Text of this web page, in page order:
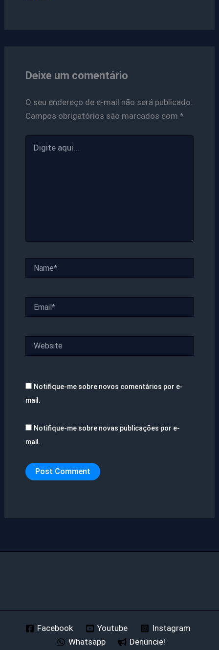
Deixe um comentário
O seu endereço de e-mail não será publicado.
Campos obrigatórios são marcados com *
aqui...
Notifique-me sobre novos comentários por e-
mail.
Notifique-me sobre novas publicações por e-
mail.
Facebook Youtube
Instagram
Whatsapp
Denúncie!